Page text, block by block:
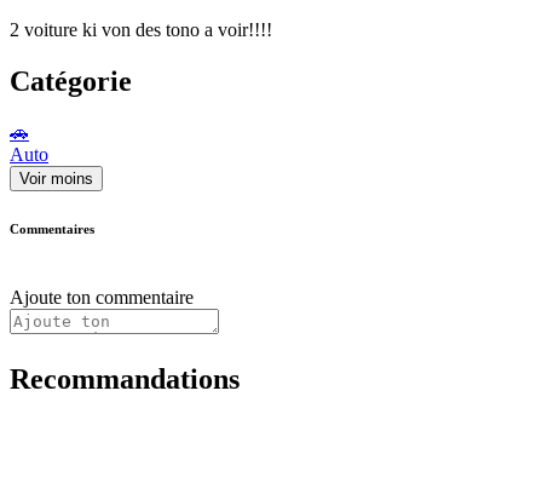
2 voiture ki von des tono a voir!!!!
Catégorie
🚗
Auto
Voir moins
Commentaires
Ajoute ton commentaire
Recommandations